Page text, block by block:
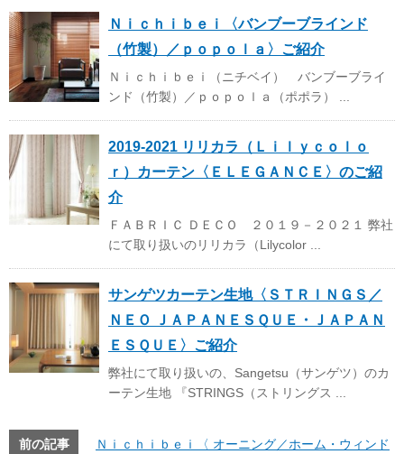
Ｎｉｃｈｉｂｅｉ〈バンブーブラインド
（竹製）／ｐｏｐｏｌａ〉ご紹介
Ｎｉｃｈｉｂｅｉ（ニチベイ） バンブーブライ
ンド（竹製）／ｐｏｐｏｌａ（ポポラ） ...
2019-2021 リリカラ（Ｌｉｌｙｃｏｌｏ
ｒ）カーテン〈ＥＬＥＧＡＮＣＥ〉のご紹
介
ＦＡＢＲＩＣ ＤＥＣＯ ２０１９－２０２１ 弊社
にて取り扱いのリリカラ（Lilycolor ...
サンゲツカーテン生地〈ＳＴＲＩＮＧＳ／
ＮＥＯ ＪＡＰＡＮＥＳＱＵＥ・ＪＡＰＡＮ
ＥＳＱＵＥ〉ご紹介
弊社にて取り扱いの、Sangetsu（サンゲツ）のカ
ーテン生地 『STRINGS（ストリングス ...
前の記事
Ｎｉｃｈｉｂｅｉ〈 オーニング／ホーム・ウィンド